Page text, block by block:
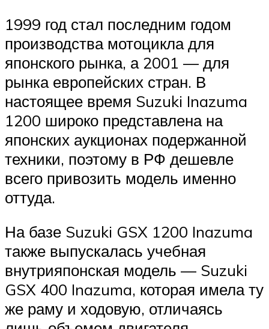
1999 год стал последним годом
производства мотоцикла для
японского рынка, а 2001 — для
рынка европейских стран. В
настоящее время Suzuki Inazuma
1200 широко представлена на
японских аукционах подержанной
техники, поэтому в РФ дешевле
всего привозить модель именно
оттуда.
На базе Suzuki GSX 1200 Inazuma
также выпускалась учебная
внутрияпонская модель — Suzuki
GSX 400 Inazuma, которая имела ту
же раму и ходовую, отличаясь